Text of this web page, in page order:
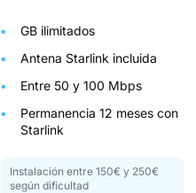
GB ilimitados
Antena Starlink incluida
Entre 50 y 100 Mbps
Permanencia 12 meses con
Starlink
Instalación entre 150€ y 250€
según dificultad